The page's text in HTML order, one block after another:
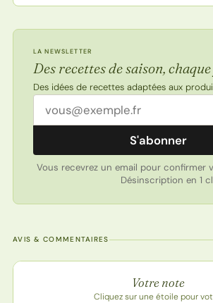
LA NEWSLETTER
Des recettes de saison,
Des idées de recettes adaptées aux
Adresse email
S'abonner
Vous recevrez un email pour confirmer
Désinscription en 1
AVIS & COMMENTAIRES
Note de la recette
Votre note
Cliquez sur une étoile pour